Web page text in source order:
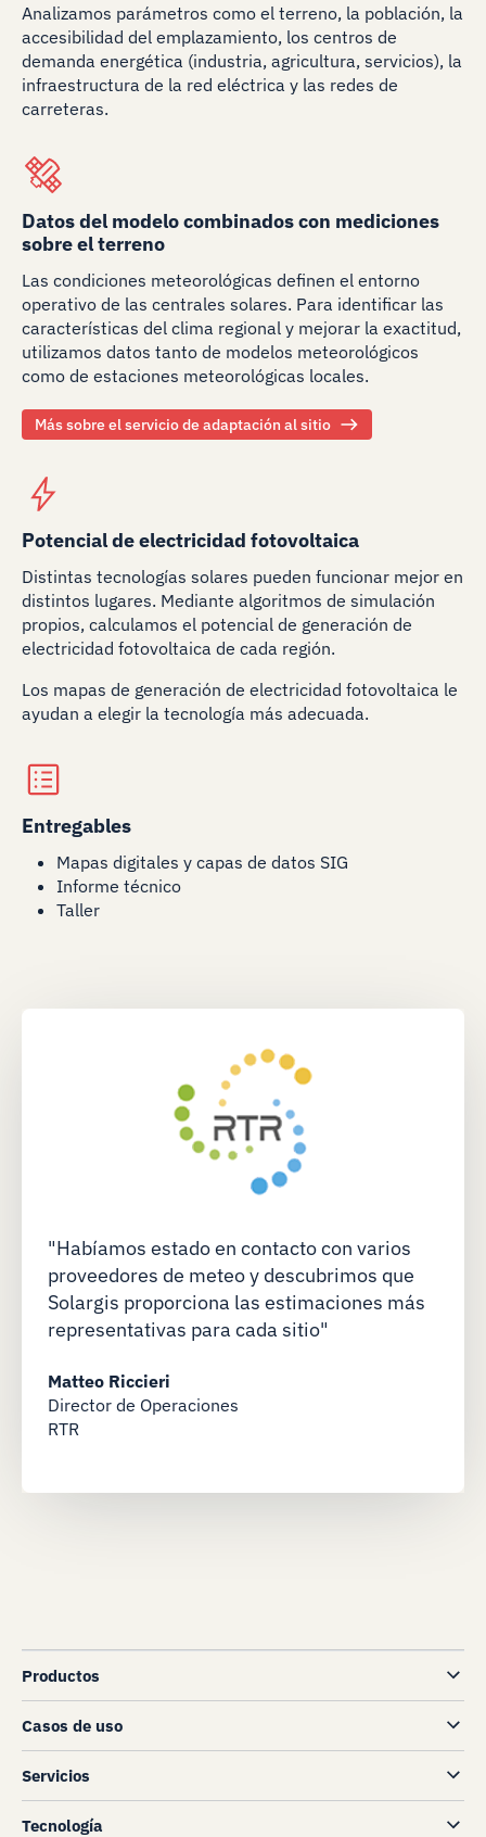
Analizamos parámetros como el terreno, la población, la
accesibilidad del emplazamiento, los centros de
demanda energética (industria, agricultura, servicios), la
infraestructura de la red eléctrica y las redes de
carreteras.
Datos del modelo combinados con mediciones
sobre el terreno
Las condiciones meteorológicas definen el entorno
operativo de las centrales solares. Para identificar las
características del clima regional y mejorar la exactitud,
utilizamos datos tanto de modelos meteorológicos
como de estaciones meteorológicas locales.
Más sobre el servicio de adaptación al sitio
Potencial de electricidad fotovoltaica
Distintas tecnologías solares pueden funcionar mejor en
distintos lugares. Mediante algoritmos de simulación
propios, calculamos el potencial de generación de
electricidad fotovoltaica de cada región.
Los mapas de generación de electricidad fotovoltaica le
ayudan a elegir la tecnología más adecuada.
Entregables
Mapas digitales y capas de datos SIG
Informe técnico
Taller
"Habíamos estado en contacto con varios
proveedores de meteo y descubrimos que
Solargis proporciona las estimaciones más
representativas para cada sitio"
Matteo Riccieri
Director de Operaciones
RTR
Productos
Casos de uso
Servicios
Tecnología